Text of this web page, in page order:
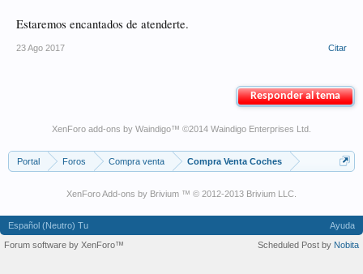
Estaremos encantados de atenderte.
23 Ago 2017 Citar
Responder al tema
XenForo add-ons by Waindigo™ ©2014 Waindigo Enterprises Ltd
Portal Foros Compra venta Compra Venta Coches
XenForo Add-ons by Brivium ™ © 2012-2013 Brivium LLC.
Español (Neutro) Tu
Ayuda
Forum software by XenForo™
Scheduled Post by Nobita